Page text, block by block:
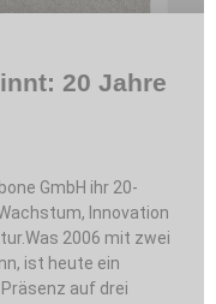
20 Jahre
GmbH ihr 20-
Innovation
2006 mit zwei
ist heute ein
auf drei